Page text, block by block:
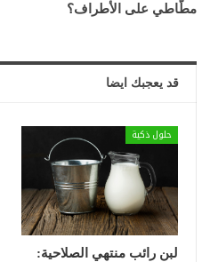
مطّاطي على الأطراف؟
قد يعجبك ايضا
حلول ذكية
لبن رائب منتهي الصلاحية: